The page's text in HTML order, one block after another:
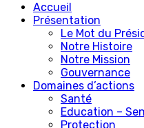
Accueil
Présentation
Le Mot du
Notre Histoire
Notre Mission
Gouvernance
Domaines d’actions
Santé
Education –
Protection